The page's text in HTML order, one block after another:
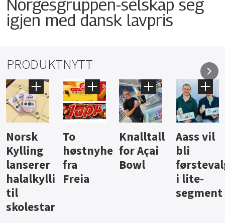
Norgesgruppen-selskap seg
igjen med dansk lavpris
PRODUKTNYTT
Knalltall
for Açai
Bowl
Aass vil
bli
førstevalg
i lite-
Brus og
jus fra
Berentsen
Hard
iste fra
Hansa